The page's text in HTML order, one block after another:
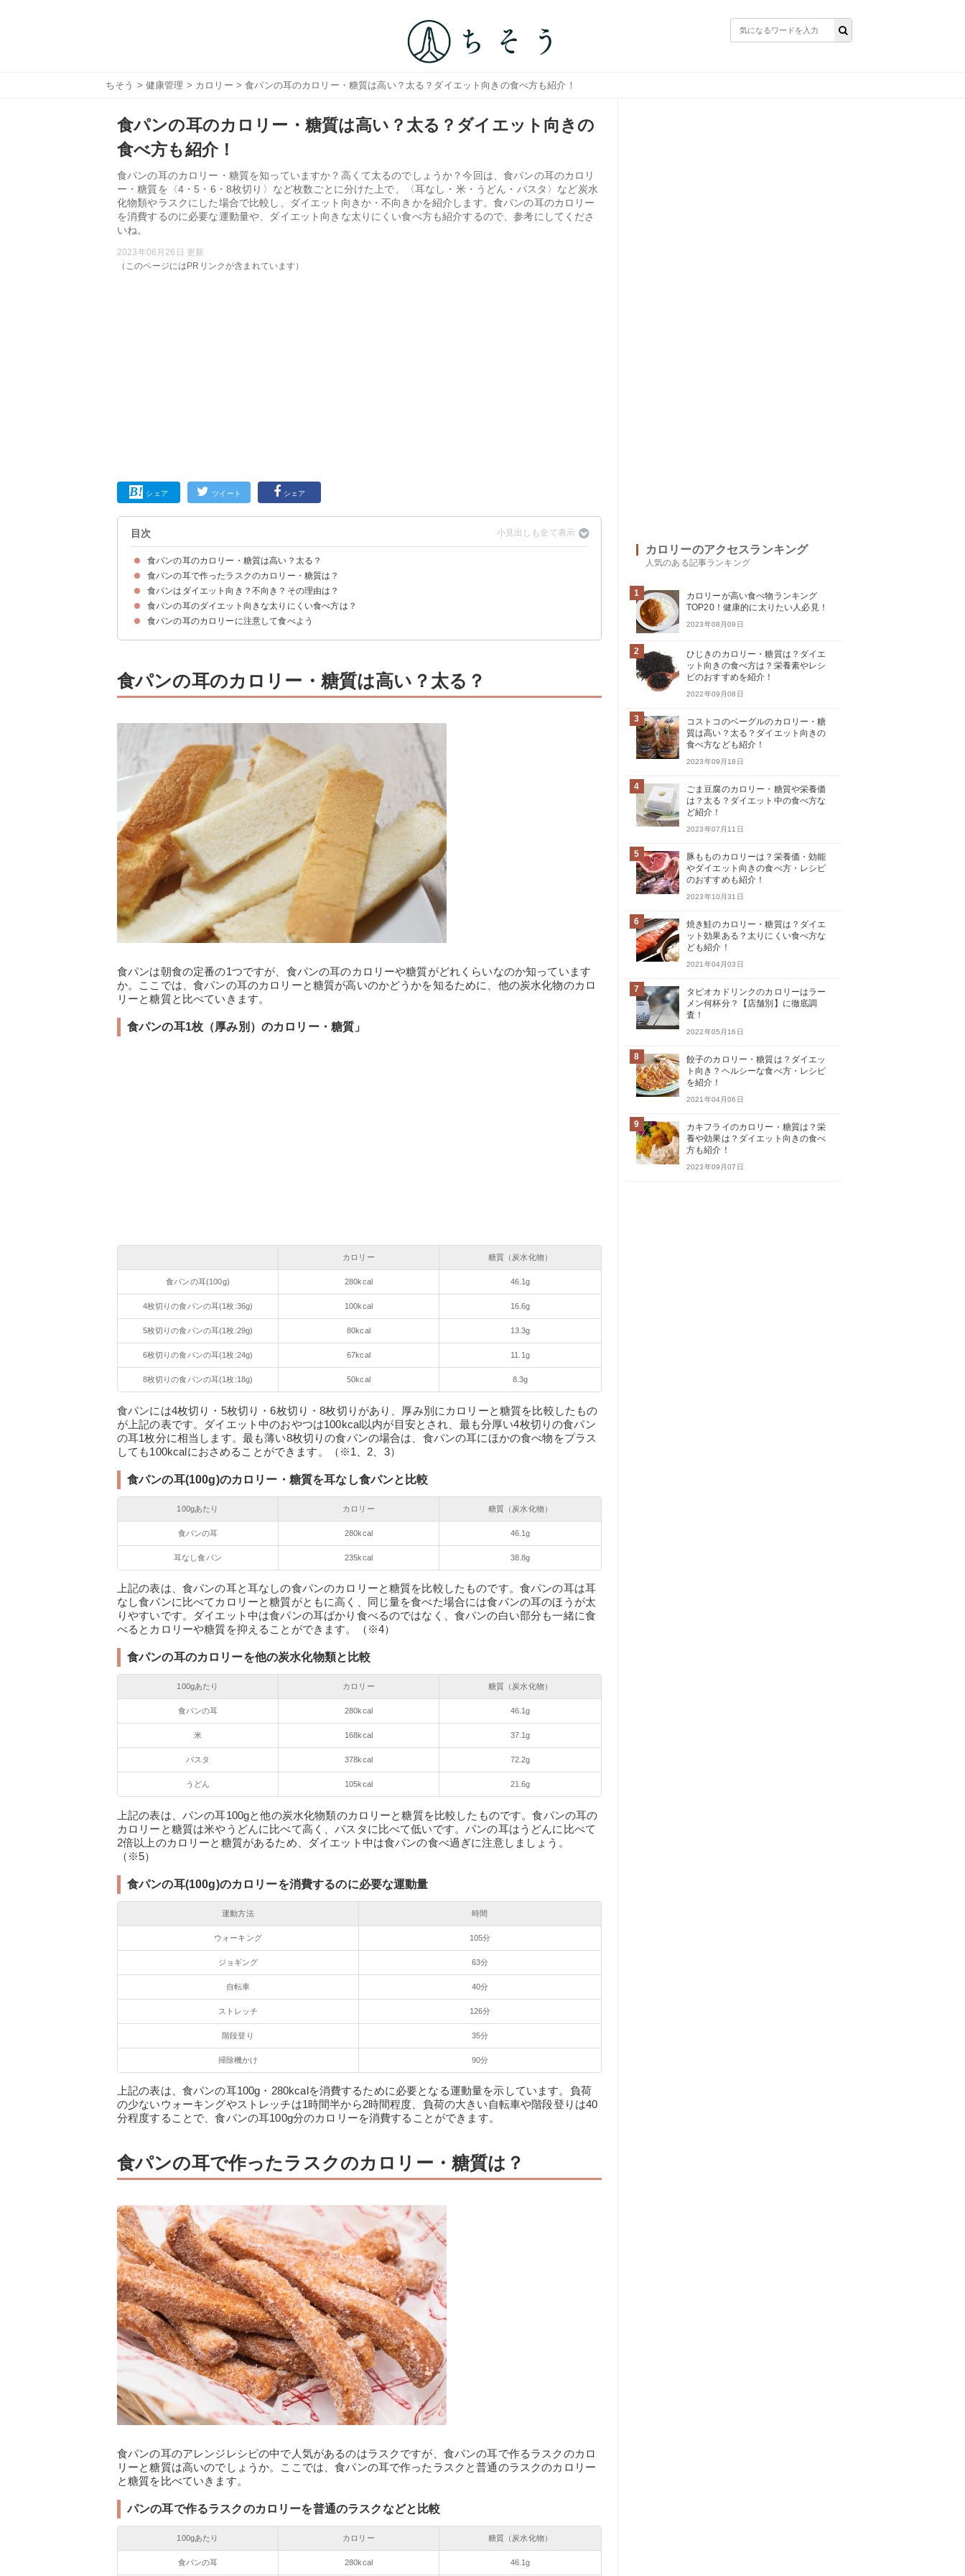
ちそう > 健康管理 > カロリー > 食パンの耳のカロリー・糖質は高い？太る？ダイエット向きの食べ方も紹介！
食パンの耳のカロリー・糖質は高い？太る？ダイエット向きの
食べ方も紹介！
食パンの耳のカロリー・糖質を知っていますか？高くて太るのでしょうか？今回は、食パンの耳のカロリ
ー・糖質を〈4・5・6・8枚切り〉など枚数ごとに分けた上で、〈耳なし・米・うどん・パスタ〉など炭水
化物類やラスクにした場合で比較し、ダイエット向きか・不向きかを紹介します。食パンの耳のカロリー
を消費するのに必要な運動量や、ダイエット向きな太りにくい食べ方も紹介するので、参考にしてくださ
いね。
2023年06月26日 更新
（このページにはPRリンクが含まれています）
シェア ツイート シェア
目次
食パンの耳のカロリー・糖質は高い？太る？
食パンの耳1枚（厚み別）のカロリー・糖質」
食パンの耳(100g)のカロリー・糖質を耳なし食パンと比較
食パンの耳のカロリーを他の炭水化物類と比較
食パンの耳(100g)のカロリーを消費するのに必要な運動量
食パンの耳で作ったラスクのカロリー・糖質は？
パンの耳で作るラスクのカロリーを普通のラスクなどと比較
食パンはダイエット向き？不向き？その理由は？
食パンがダイエット向きなポイント
食パンがダイエットに不向きなポイント
食パンの耳のダイエット向きな太りにくい食べ方は？
①夜に食べない
②よく噛んでゆっくり食べる
③ジャム・はちみつなど甘味料を使い過ぎない
④食物繊維を含む食材を一緒に食べる
食パンの耳のカロリーに注意して食べよう
食パンの耳のカロリー・糖質は高い？太る？
食パンは朝食の定番の1つですが、食パンの耳のカロリーや糖質がどれくらいなのか知っています
か。ここでは、食パンの耳のカロリーと糖質が高いのかどうかを知るために、他の炭水化物のカロ
リーと糖質と比べていきます。
食パンの耳1枚（厚み別）のカロリー・糖質」
カロリー 糖質（炭水化物）
食パンの耳(100g) 280kcal 46.1g
4枚切りの食パンの耳(1枚:36g) 100kcal 16.6g
5枚切りの食パンの耳(1枚:29g) 80kcal 13.3g
6枚切りの食パンの耳(1枚:24g) 67kcal 11.1g
8枚切りの食パンの耳(1枚:18g) 50kcal 8.3g
食パンには4枚切り・5枚切り・6枚切り・8枚切りがあり、厚み別にカロリーと糖質を比較したもの
が上記の表です。ダイエット中のおやつは100kcal以内が目安とされ、最も分厚い4枚切りの食パン
の耳1枚分に相当します。最も薄い8枚切りの食パンの場合は、食パンの耳にほかの食べ物をプラス
しても100kcalにおさめることができます。（※1、2、3）
食パンの耳(100g)のカロリー・糖質を耳なし食パンと比較
100gあたり カロリー 糖質（炭水化物）
食パンの耳 280kcal 46.1g
耳なし食パン 235kcal 38.8g
上記の表は、食パンの耳と耳なしの食パンのカロリーと糖質を比較したものです。食パンの耳は耳
なし食パンに比べてカロリーと糖質がともに高く、同じ量を食べた場合には食パンの耳のほうが太
りやすいです。ダイエット中は食パンの耳ばかり食べるのではなく、食パンの白い部分も一緒に食
べるとカロリーや糖質を抑えることができます。（※4）
食パンの耳のカロリーを他の炭水化物類と比較
100gあたり カロリー 糖質（炭水化物）
食パンの耳 280kcal 46.1g
米 168kcal 37.1g
パスタ 378kcal 72.2g
うどん 105kcal 21.6g
上記の表は、パンの耳100gと他の炭水化物類のカロリーと糖質を比較したものです。食パンの耳の
カロリーと糖質は米やうどんに比べて高く、パスタに比べて低いです。パンの耳はうどんに比べて
2倍以上のカロリーと糖質があるため、ダイエット中は食パンの食べ過ぎに注意しましょう。
（※5）
食パンの耳(100g)のカロリーを消費するのに必要な運動量
運動方法 時間
ウォーキング 105分
ジョギング 63分
自転車 40分
ストレッチ 126分
階段登り 35分
掃除機かけ 90分
上記の表は、食パンの耳100g・280kcalを消費するために必要となる運動量を示しています。負荷
の少ないウォーキングやストレッチは1時間半から2時間程度、負荷の大きい自転車や階段登りは40
分程度することで、食パンの耳100g分のカロリーを消費することができます。
食パンの耳で作ったラスクのカロリー・糖質は？
食パンの耳のアレンジレシピの中で人気があるのはラスクですが、食パンの耳で作るラスクのカロ
リーと糖質は高いのでしょうか。ここでは、食パンの耳で作ったラスクと普通のラスクのカロリー
と糖質を比べていきます。
パンの耳で作るラスクのカロリーを普通のラスクなどと比較
100gあたり カロリー 糖質（炭水化物）
食パンの耳 280kcal 46.1g
カロリーのアクセスランキング
人気のある記事ランキング
1
カロリーが高い食べ物ランキング
TOP20！健康的に太りたい人必見！
2023年08月09日
2
ひじきのカロリー・糖質は？ダイエ
ット向きの食べ方は？栄養素やレシ
ピのおすすめを紹介！
2022年09月08日
3
コストコのベーグルのカロリー・糖
質は高い？太る？ダイエット向きの
食べ方なども紹介！
2023年09月18日
4
ごま豆腐のカロリー・糖質や栄養価
は？太る？ダイエット中の食べ方な
ど紹介！
2023年07月11日
5
豚もものカロリーは？栄養価・効能
やダイエット向きの食べ方・レシピ
のおすすめも紹介！
2023年10月31日
6
焼き鮭のカロリー・糖質は？ダイエ
ット効果ある？太りにくい食べ方な
ども紹介！
2021年04月03日
7
タピオカドリンクのカロリーはラー
メン何杯分？【店舗別】に徹底調
査！
2022年05月16日
8
餃子のカロリー・糖質は？ダイエッ
ト向き？ヘルシーな食べ方・レシピ
を紹介！
2021年04月06日
9
カキフライのカロリー・糖質は？栄
養や効果は？ダイエット向きの食べ
方も紹介！
2023年09月07日